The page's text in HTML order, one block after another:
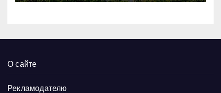
О сайте
Рекламодателю